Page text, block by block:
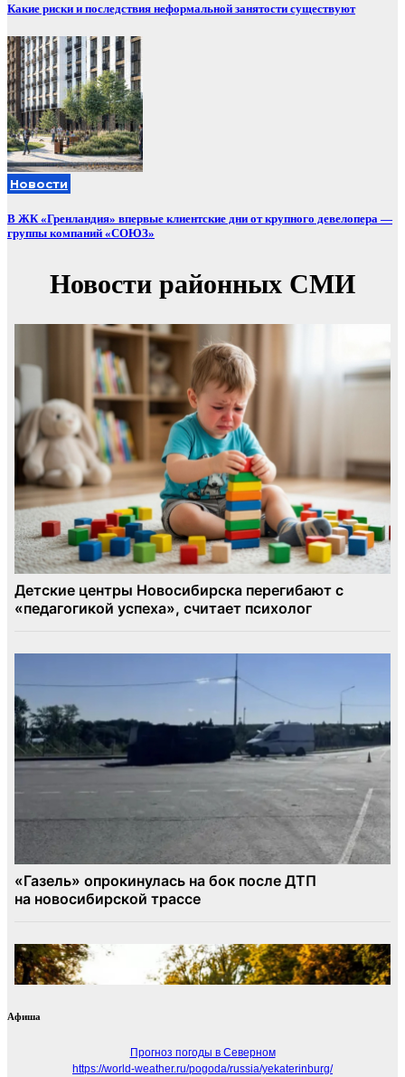
Какие риски и последствия неформальной занятости существуют
Новости
В ЖК «Гренландия» впервые клиентские дни от крупного девелопера —
группы компаний «СОЮЗ»
Афиша
Прогноз погоды в Северном
https://world-weather.ru/pogoda/russia/yekaterinburg/